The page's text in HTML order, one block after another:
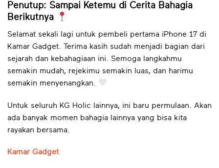
Penutup: Sampai Ketemu di Cerita Bahagia
Berikutnya
Selamat sekali lagi untuk pembeli pertama iPhone 17 di
Kamar Gadget. Terima kasih sudah menjadi bagian dari
sejarah dan kebahagiaan ini. Semoga langkahmu
semakin mudah, rejekimu semakin luas, dan harimu
semakin menyenangkan.
Untuk seluruh KG Holic lainnya, ini baru permulaan. Akan
ada banyak momen bahagia lainnya yang bisa kita
rayakan bersama.
Kamar Gadget